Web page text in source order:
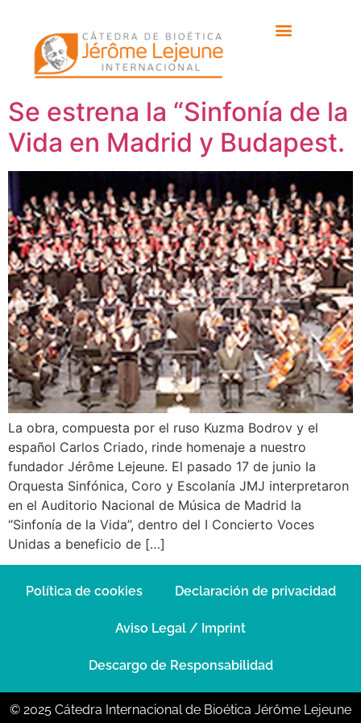
Etiqueta: II Premio
One of Us
Se estrena la “Sinfonía de la
Vida en Madrid y Budapest.
La obra, compuesta por el ruso Kuzma Bodrov y el
español Carlos Criado, rinde homenaje a nuestro
fundador Jérôme Lejeune. El pasado 17 de junio la
Orquesta Sinfónica, Coro y Escolanía JMJ interpretaron
en el Auditorio Nacional de Música de Madrid la
“Sinfonía de la Vida”, dentro del I Concierto Voces
Unidas a beneficio de […]
Política de cookies Declaración de privacidad
Aviso Legal / Imprint
Descargo de Responsabilidad
© 2025 Cátedra Internacional de Bioética Jérôme Lejeune